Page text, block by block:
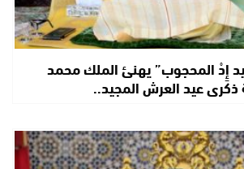
إِدْ المحجوب” يهنئ الملك محمد
عيد العرش المجيد..